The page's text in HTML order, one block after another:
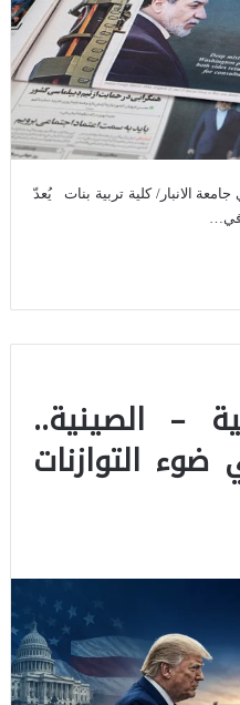
الانبار/ كلية تربية بنات يُعدّ
في…
– الصينية..
التوازنات